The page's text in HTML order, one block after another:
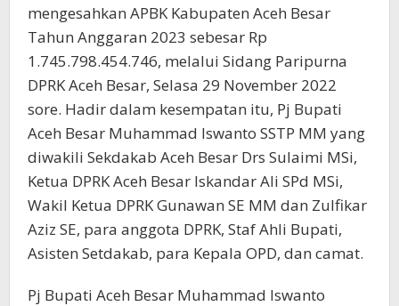
mengesahkan APBK Kabupaten Aceh Besar
Tahun Anggaran 2023 sebesar Rp
1.745.798.454.746, melalui Sidang Paripurna
DPRK Aceh Besar, Selasa 29 November 2022
sore. Hadir dalam kesempatan itu, Pj Bupati
Aceh Besar Muhammad Iswanto SSTP MM yang
diwakili Sekdakab Aceh Besar Drs Sulaimi MSi,
Ketua DPRK Aceh Besar Iskandar Ali SPd MSi,
Wakil Ketua DPRK Gunawan SE MM dan Zulfikar
Aziz SE, para anggota DPRK, Staf Ahli Bupati,
Asisten Setdakab, para Kepala OPD, dan camat.
Pj Bupati Aceh Besar Muhammad Iswanto